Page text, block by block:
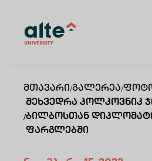
Მთავარი/Გალერეა/
/
Შეხვედრა Პოლკოვნიკ
Ბილბოსთან
Ფარგლებში